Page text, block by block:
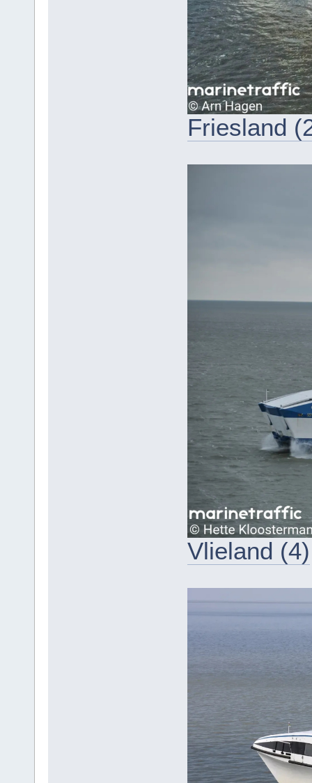
Friesland
Vlieland (4)